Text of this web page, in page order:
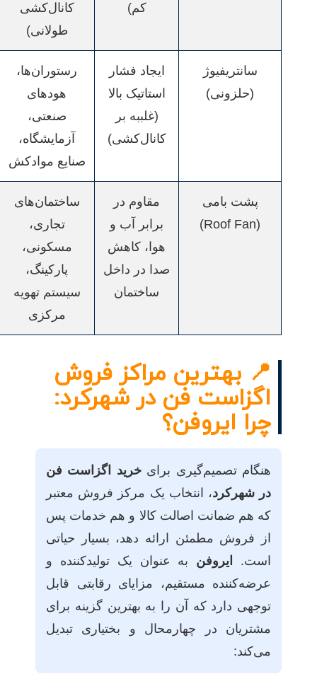
کم)
کانال‌کشی
طولانی)
سانتریفیوژ
(حلزونی)
ایجاد فشار
استاتیک بالا
(غلببه بر
کانال‌کشی)
رستوران‌ها،
هودهای
صنعتی،
آزمایشگاه،
صنایع موادکش
پشت بامی
(Roof Fan)
مقاوم در
برابر آب و
هوا، کاهش
صدا در داخل
ساختمان
ساختمان‌های
تجاری،
مسکونی،
پارکینگ،
سیستم تهویه
مرکزی
📍 بهترین مراکز فروش
اگزاست فن در شهرکرد:
چرا ایروفن؟
هنگام تصمیم‌گیری برایخرید اگزاست فن
در شهرکرد، انتخاب یک مرکز فروش معتبر
که هم ضمانت اصالت کالا و هم خدمات پس
از فروش مطمئن ارائه دهد، بسیار حیاتی
است.
ایروفن به عنوان یک تولیدکننده و
عرضه‌کننده مستقیم، مزایای رقابتی قابل
توجهی دارد که آن را به بهترین گزینه برای
مشتریان در چهارمحال و بختیاری تبدیل
می‌کند: